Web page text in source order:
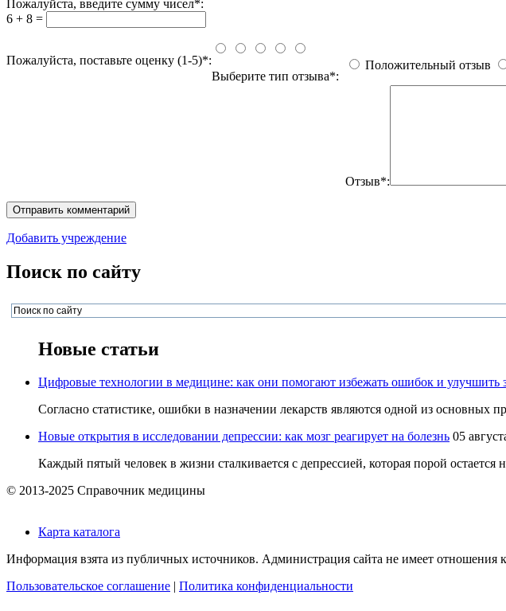
Пожалуйста, введите сумму чисел*:
6 + 8 =
Пожалуйста, поставьте оценку (1-5)*:
Выберите тип отзыва*:
Положительный отзыв
Отзыв*:
Добавить учреждение
Поиск по сайту
Новые статьи
Цифровые технологии в медицине: как они помогают избежать ошибок и улучшить
Согласно статистике, ошибки в назначении лекарств являются одной из основных
Новые открытия в исследовании депрессии: как мозг реагирует на болезнь 05
Каждый пятый человек в жизни сталкивается с депрессией, которая порой остается
© 2013-2025 Справочник медицины
Карта каталога
Информация взята из публичных источников. Администрация сайта не имеет отношения
Пользовательское соглашение
Политика конфиденциальности